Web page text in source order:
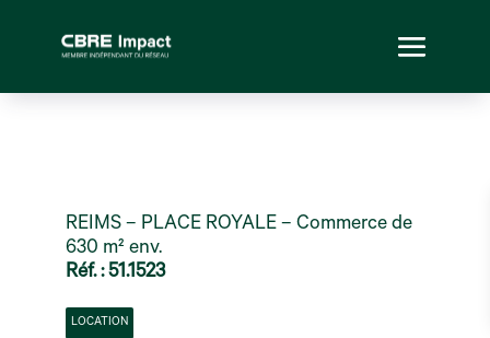
REIMS – PLACE ROYALE – Commerce de
630 m² env.
Réf. : 51.1523
LOCATION